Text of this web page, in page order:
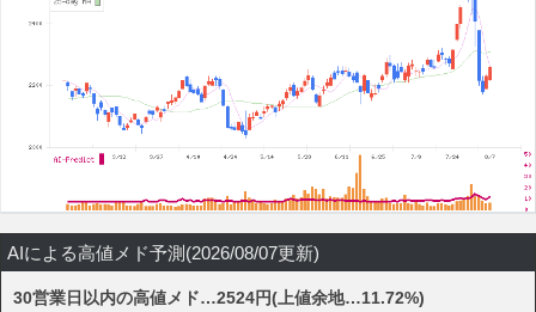
AIによる高値メド予測(2026/08/07更新)
30営業日以内の高値メド…2524円(上値余地…11.72%)